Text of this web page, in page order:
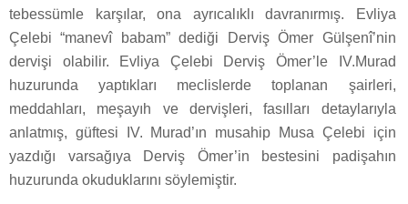
tebessümle karşılar, ona ayrıcalıklı davranırmış. Evliya
Çelebi “manevî babam” dediği Derviş Ömer Gülşenî’nin
dervişi olabilir. Evliya Çelebi Derviş Ömer’le IV.Murad
huzurunda yaptıkları meclislerde toplanan şairleri,
meddahları, meşayıh ve dervişleri, fasılları detaylarıyla
anlatmış, güftesi IV. Murad’ın musahip Musa Çelebi için
yazdığı varsağıya Derviş Ömer’in bestesini padişahın
huzurunda okuduklarını söylemiştir.